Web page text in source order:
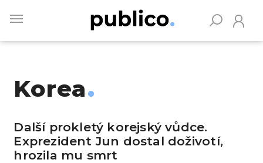
main
Korea
Další prokletý korejský vůdce.
Exprezident Jun dostal doživotí,
hrozila mu smrt
Vyhledávejte na Publiku